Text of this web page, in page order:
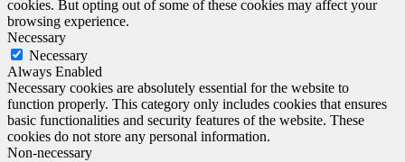
cookies. But opting out of some of these cookies may affect your
browsing experience.
Necessary
Necessary
Always Enabled
Necessary cookies are absolutely essential for the website to
function properly. This category only includes cookies that ensures
basic functionalities and security features of the website. These
cookies do not store any personal information.
Non-necessary